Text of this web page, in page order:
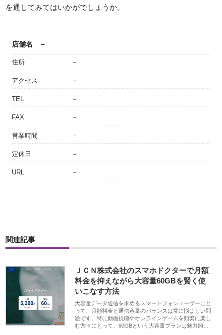
を通してみてはいかがでしょうか。
店舗名 －
住所 －
アクセス －
TEL －
FAX －
営業時間 －
定休日 －
URL －
関連記事
ＪＣＮ株式会社のスマホドクターで月額
料金を抑えながら大容量60GBを賢く使
いこなす方法
大容量データ通信を求めるスマートフォンユーザーにと
って、月額料金と通信容量のバランスは常に悩ましい問
題です。特に動画視聴やオンラインゲームを頻繁に楽し
む方々にとって、60GBという大容量プランは魅力的…